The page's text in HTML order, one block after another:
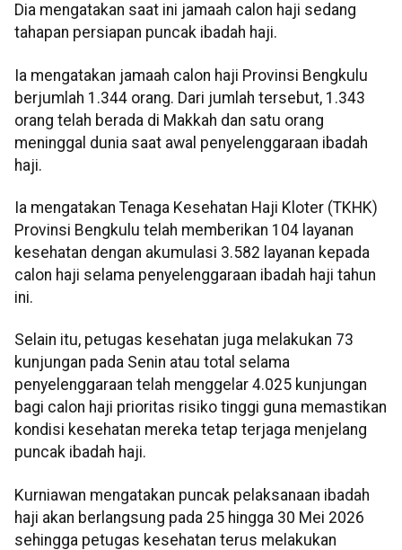
Dia mengatakan saat ini jamaah calon haji sedang
tahapan persiapan puncak ibadah haji.
Ia mengatakan jamaah calon haji Provinsi Bengkulu
berjumlah 1.344 orang. Dari jumlah tersebut, 1.343
orang telah berada di Makkah dan satu orang
meninggal dunia saat awal penyelenggaraan ibadah
haji.
Ia mengatakan Tenaga Kesehatan Haji Kloter (TKHK)
Provinsi Bengkulu telah memberikan 104 layanan
kesehatan dengan akumulasi 3.582 layanan kepada
calon haji selama penyelenggaraan ibadah haji tahun
ini.
Selain itu, petugas kesehatan juga melakukan 73
kunjungan pada Senin atau total selama
penyelenggaraan telah menggelar 4.025 kunjungan
bagi calon haji prioritas risiko tinggi guna memastikan
kondisi kesehatan mereka tetap terjaga menjelang
puncak ibadah haji.
Kurniawan mengatakan puncak pelaksanaan ibadah
haji akan berlangsung pada 25 hingga 30 Mei 2026
sehingga petugas kesehatan terus melakukan